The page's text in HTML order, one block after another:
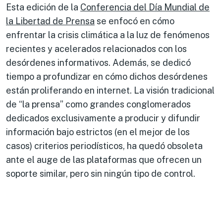
Esta edición de la Conferencia del Día Mundial de
la Libertad de Prensa se enfocó en cómo
enfrentar la crisis climática a la luz de fenómenos
recientes y acelerados relacionados con los
desórdenes informativos. Además, se dedicó
tiempo a profundizar en cómo dichos desórdenes
están proliferando en internet. La visión tradicional
de “la prensa” como grandes conglomerados
dedicados exclusivamente a producir y difundir
información bajo estrictos (en el mejor de los
casos) criterios periodísticos, ha quedó obsoleta
ante el auge de las plataformas que ofrecen un
soporte similar, pero sin ningún tipo de control.